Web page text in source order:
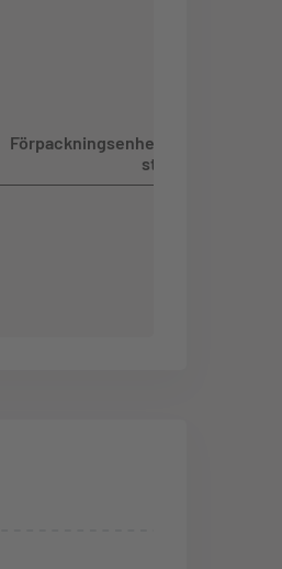
Förpackningsenhet
st.